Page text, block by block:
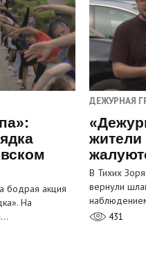
бодрая акция
На
ДЕЖУРНАЯ
жители
В Тихих
вернули
431